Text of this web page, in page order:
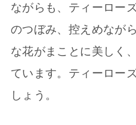
ながらも、ティーロー
のつぼみ、控えめなが
な花がまことに美しく
ています。ティーロー
しょう。